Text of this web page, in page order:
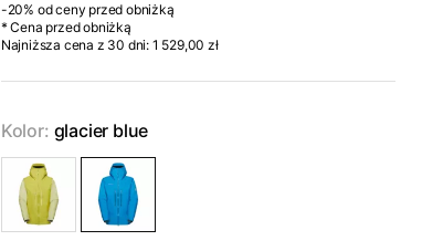
-20% od ceny przed obniżką
* Cena przed obniżką
Najniższa cena z 30 dni: 1 529,00 zł
Kolor: glacier blue